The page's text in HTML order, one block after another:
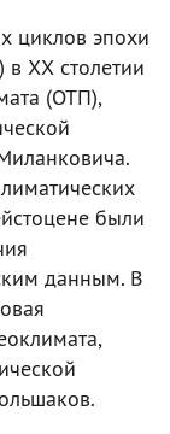
циклов эпохи
в ХХ столетии
(ОТП),
были
данным. В